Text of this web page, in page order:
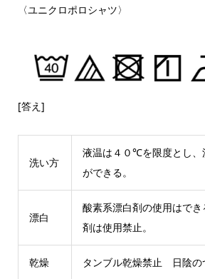
〈ユニクロポロシャツ〉
[答え]
洗い方
液温は４０℃を限度とし、
ができる。
漂白
酸素系漂白剤の使用はで
剤は使用禁止。
乾燥 タンブル乾燥禁止 日陰の